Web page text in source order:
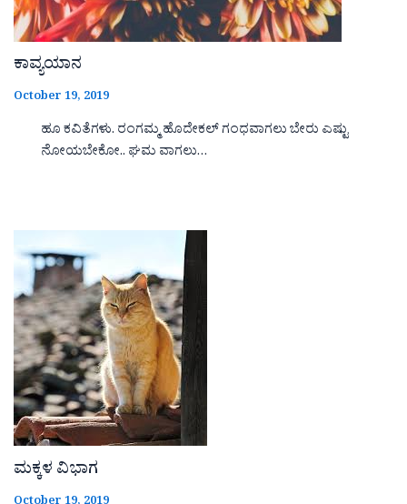
ಕಾವ್ಯಯಾನ
October 19, 2019
ಹೂ ಕವಿತೆಗಳು. ರಂಗಮ್ಮ ಹೊದೇಕಲ್ ಗಂಧವಾಗಲು ಬೇರು ಎಷ್ಟು
ನೋಯಬೇಕೋ.. ಘಮ ವಾಗಲು…
ಮಕ್ಕಳ ವಿಭಾಗ